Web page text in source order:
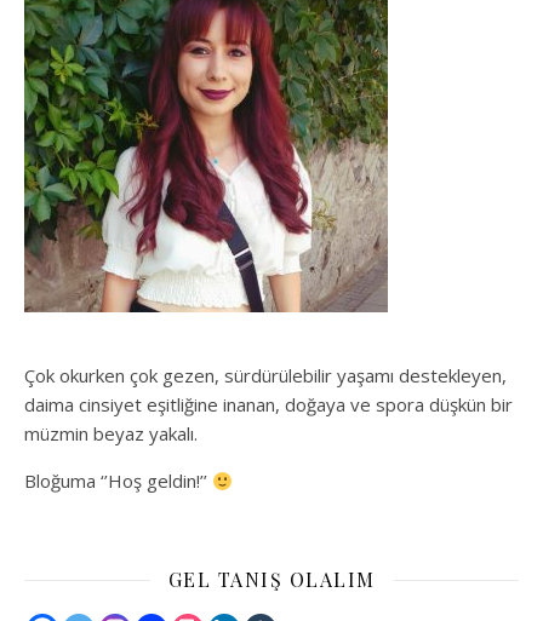
Çok okurken çok gezen, sürdürülebilir yaşamı destekleyen,
daima cinsiyet eşitliğine inanan, doğaya ve spora düşkün bir
müzmin beyaz yakalı.
Bloğuma ‘’Hoş geldin!’’
GEL TANIŞ OLALIM